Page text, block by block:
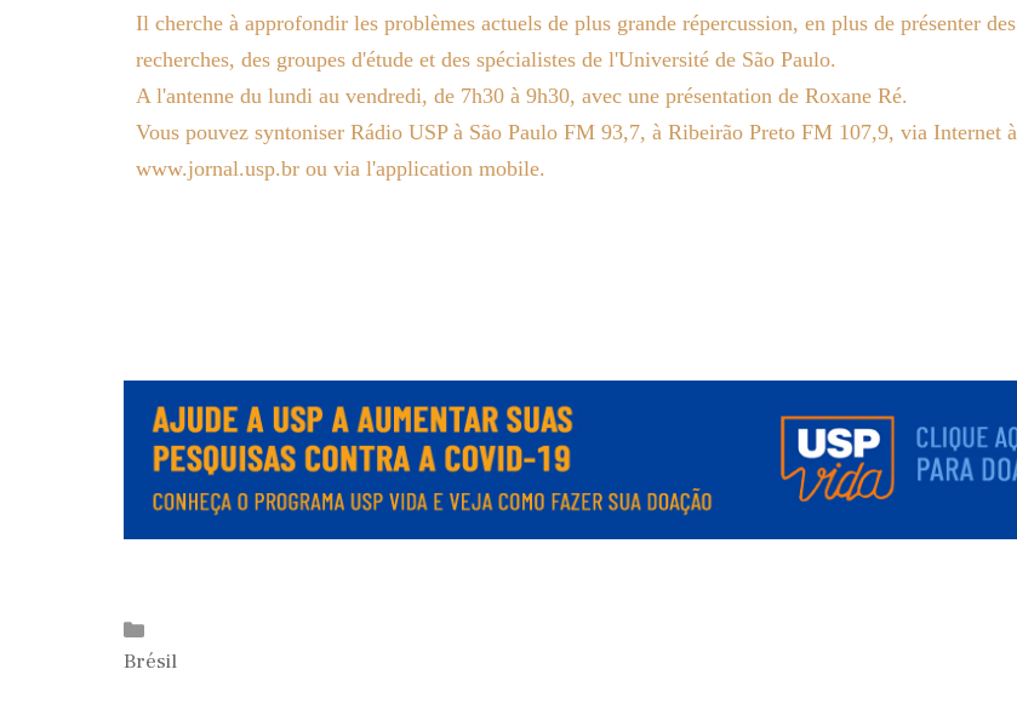
Il cherche à approfondir les problèmes actuels de plus grande répercussion, en plus de présenter des
recherches, des groupes d'étude et des spécialistes de l'Université de São Paulo.
A l'antenne du lundi au vendredi, de 7h30 à 9h30, avec une présentation de Roxane Ré.
Vous pouvez syntoniser Rádio USP à São Paulo FM 93,7, à Ribeirão Preto FM 107,9, via Internet à
www.jornal.usp.br ou via l'application mobile.
Brésil